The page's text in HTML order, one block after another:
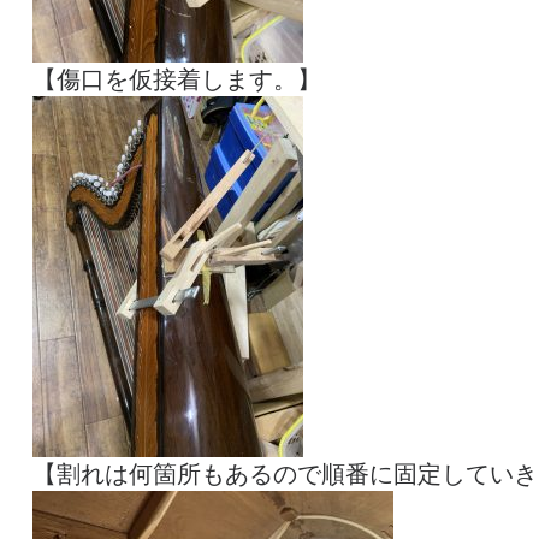
【傷口を仮接着します。】
【割れは何箇所もあるので順番に固定してい